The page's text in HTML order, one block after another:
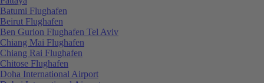
Batumi Flughafen
Beirut Flughafen
Ben Gurion Flughafen Tel Aviv
Chiang Mai Flughafen
Chiang Rai Flughafen
Chitose Flughafen
Doha International Airport